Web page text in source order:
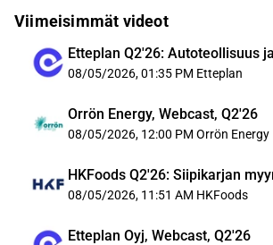
Viimeisimmät videot
Etteplan Q2'26: Autoteollisuus
08/05/2026, 01:35 PM Etteplan
Orrön Energy, Webcast, Q2'26
08/05/2026, 12:00 PM Orrön Energy
HKFoods Q2'26: Siipikarjan
08/05/2026, 11:51 AM HKFoods
Etteplan Oyj, Webcast, Q2'26